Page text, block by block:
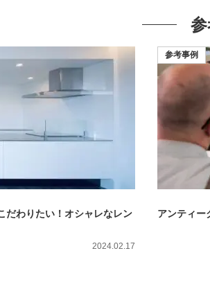
だわりたい！オシャレなレン
2024.02.17
アンティー
参考事例